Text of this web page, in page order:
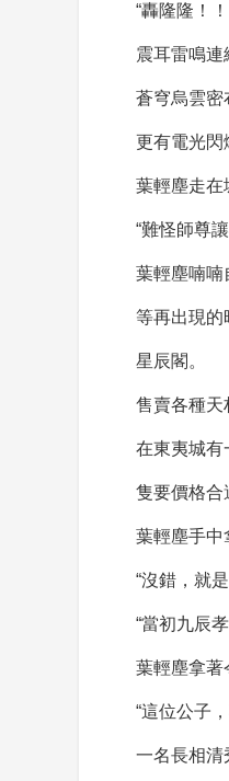
“轟隆隆！
震耳雷鳴連
蒼穹烏雲密
更有電光閃
葉輕塵走在
“難怪師尊
葉輕塵喃喃
等再出現的
星辰閣。
售賣各種天
在東夷城有
隻要價格合
葉輕塵手中
“沒錯，就
“當初九辰
葉輕塵拿著
“這位公子
一名長相清